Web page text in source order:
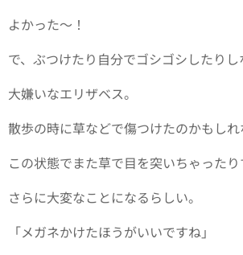
よかった〜！
で、ぶつけたり自分でゴシゴシしたり
大嫌いなエリザベス。
散歩の時に草などで傷つけたのかもしれ
この状態でまた草で目を突いちゃったり
さらに大変なことになるらしい。
「メガネかけたほうがいいですね」